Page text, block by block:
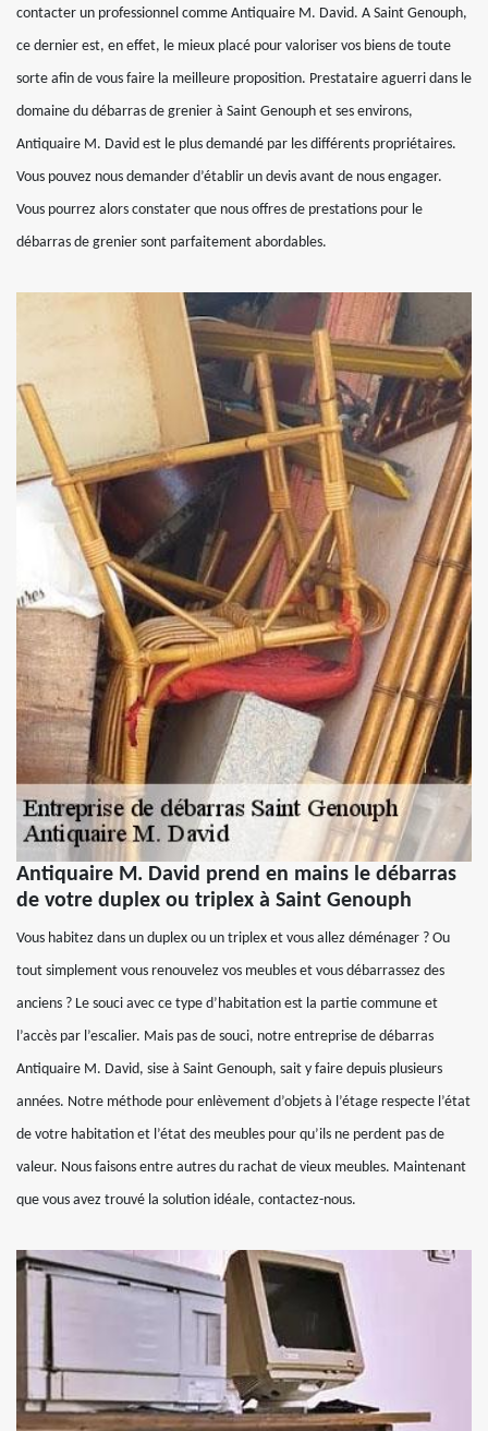
contacter un professionnel comme Antiquaire M. David. A Saint Genouph,
ce dernier est, en effet, le mieux placé pour valoriser vos biens de toute
sorte afin de vous faire la meilleure proposition. Prestataire aguerri dans le
domaine du débarras de grenier à Saint Genouph et ses environs,
Antiquaire M. David est le plus demandé par les différents propriétaires.
Vous pouvez nous demander d’établir un devis avant de nous engager.
Vous pourrez alors constater que nous offres de prestations pour le
débarras de grenier sont parfaitement abordables.
Antiquaire M. David prend en mains le débarras
de votre duplex ou triplex à Saint Genouph
Vous habitez dans un duplex ou un triplex et vous allez déménager ? Ou
tout simplement vous renouvelez vos meubles et vous débarrassez des
anciens ? Le souci avec ce type d’habitation est la partie commune et
l’accès par l’escalier. Mais pas de souci, notre entreprise de débarras
Antiquaire M. David, sise à Saint Genouph, sait y faire depuis plusieurs
années. Notre méthode pour enlèvement d’objets à l’étage respecte l’état
de votre habitation et l’état des meubles pour qu’ils ne perdent pas de
valeur. Nous faisons entre autres du rachat de vieux meubles. Maintenant
que vous avez trouvé la solution idéale, contactez-nous.